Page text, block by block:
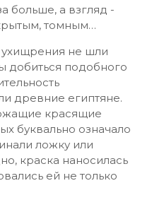
больше, а взгляд -
томным…
ухищрения не шли
добиться подобного
древние египтяне.
красящие
буквально означало
ложку или
краска наносилась
ей не только